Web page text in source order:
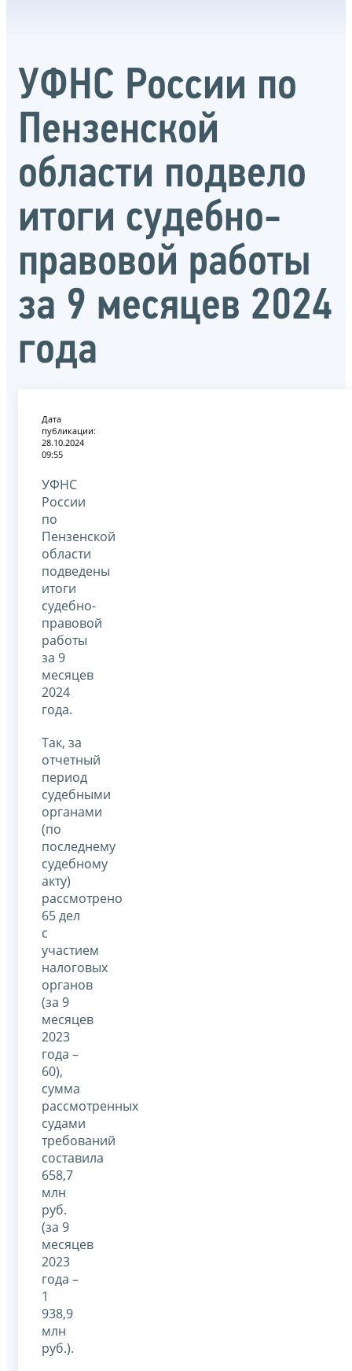
УФНС России по
Пензенской
области подвело
итоги судебно-
правовой работы
за 9 месяцев 2024
года
Дата
публикации:
28.10.2024
09:55
УФНС
России
по
Пензенской
области
подведены
итоги
судебно-
правовой
работы
за 9
месяцев
2024
года.
Так, за
отчетный
период
судебными
органами
(по
последнему
судебному
акту)
рассмотрено
65 дел
с
участием
налоговых
органов
(за 9
месяцев
2023
года –
60),
сумма
рассмотренных
судами
требований
составила
658,7
млн
руб.
(за 9
месяцев
2023
года –
1
938,9
млн
руб.).